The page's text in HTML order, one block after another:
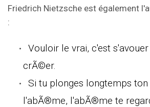
Friedrich Nietzsche est également
:
Vouloir le vrai, c'est
crÃ©er.
Si tu plonges longtemps ton
l'abÃ®me, l'abÃ®me te